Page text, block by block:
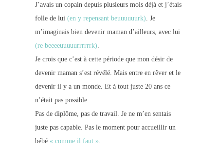
J’avais un copain depuis plusieurs mois déjà et j’étais
folle de lui (en y repensant beuuuuuurk) . Je
m’imaginais bien devenir maman d’ailleurs, avec lui
(re beeeeuuuuurrrrrrk)
Je crois que c’est à cette période que mon désir de
devenir maman s’est révélé. Mais entre en rêver et le
devenir il y a un monde. Et à tout juste 20 ans ce
n’était pas possible.
Pas de diplôme, pas de travail. Je ne m’en sentais
juste pas capable. Pas le moment pour accueillir un
bébé « comme il faut »